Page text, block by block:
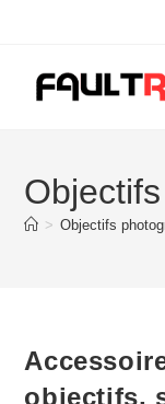
> Objectifs
objectifs,